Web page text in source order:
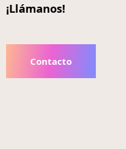
¡Llámanos!
Contacto